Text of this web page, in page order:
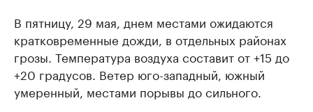
В пятницу, 29 мая, днем местами ожидаются
кратковременные дожди, в отдельных районах
грозы. Температура воздуха составит от +15 до
+20 градусов. Ветер юго-западный, южный
умеренный, местами порывы до сильного.